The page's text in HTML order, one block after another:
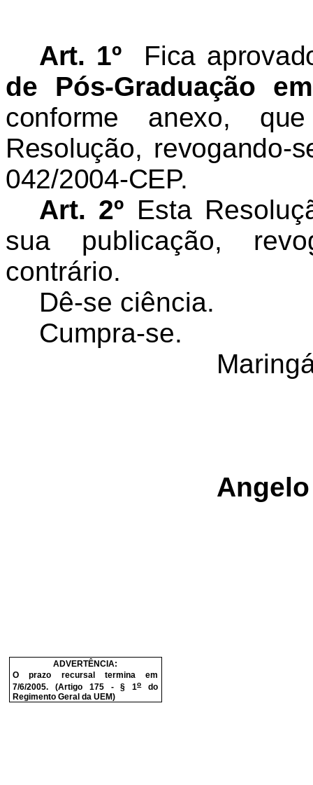
Art. 1º
Fica
de Pós-Graduação
conforme anexo,
Resolução, revogando-
042/2004-CEP.
Art. 2º Esta
sua publicação,
contrário.
Dê-se ciência.
Cumpra-se.
ADVERTÊNCIA:
O prazo recursal termina em
7/6/2005. (Artigo 175 - § 1odo
Regimento Geral da UEM)